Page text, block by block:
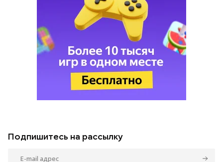
Подпишитесь на рассылку